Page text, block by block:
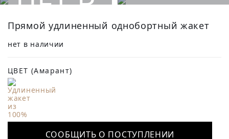
Прямой удлиненный однобортный жакет
нет в наличии
ЦВЕТ (Амарант)
СООБЩИТЬ О ПОСТУПЛЕНИИ